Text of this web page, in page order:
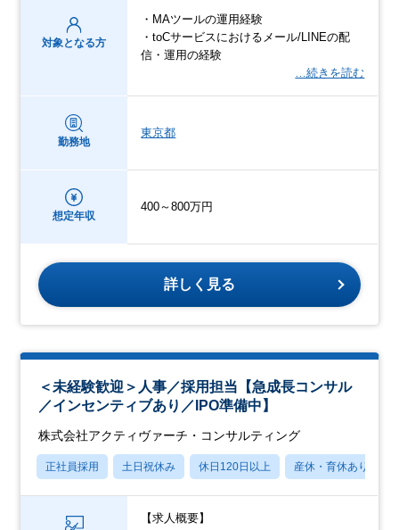
対象となる方
・MAツールの運用経験
・toCサービスにおけるメール/LINEの配
信・運用の経験
…続きを読む
勤務地
東京都
想定年収
400～800万円
詳しく見る
＜未経験歓迎＞人事／採用担当【急成長コンサル
／インセンティブあり／IPO準備中】
株式会社アクティヴァーチ・コンサルティング
正社員採用 土日祝休み 休日120日以上 産休・育休あり
【求人概要】